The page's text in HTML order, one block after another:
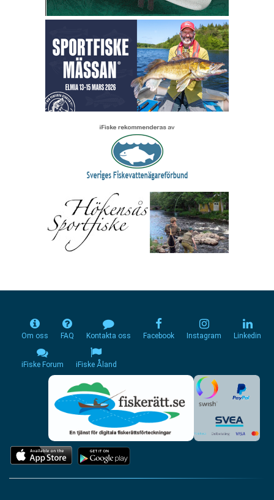
Om oss FAQ Kontakta oss Facebook Instagram Linkedin
iFiske Forum iFiske Åland